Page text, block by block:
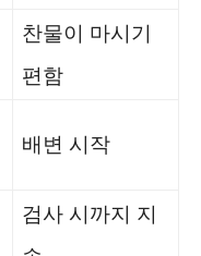
찬물이 마시기
편함
배변 시작
검사 시까지 지